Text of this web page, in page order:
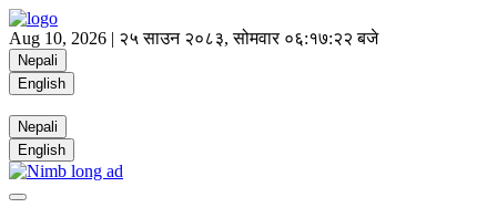
Aug 10, 2026 | २५ साउन २०८३, सोमवार ०६:१७:२२ बजे
Nepali
English
Nepali
English